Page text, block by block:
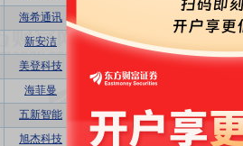
海希通讯 公告 股吧
新安洁 详细 数据
美登科技 股吧
海菲曼
五新智能 详细 数据 公告 股吧
旭杰科技 数据 公告 股吧